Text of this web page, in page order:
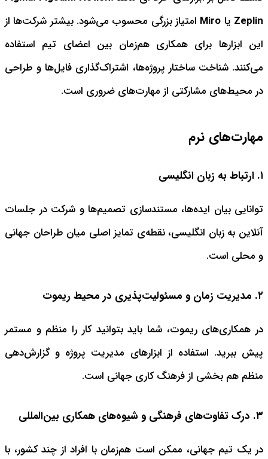
Zeplin یا Miro امتیاز بزرگی محسوب می‌شود. بیشتر شرکت‌ها از
این ابزارها برای همکاری هم‌زمان بین اعضای تیم استفاده
می‌کنند. شناخت ساختار پروژه‌ها، اشتراک‌گذاری فایل‌ها و طراحی
در محیط‌های مشارکتی از مهارت‌های ضروری است.
مهارت‌های نرم
۱. ارتباط به زبان انگلیسی
توانایی بیان ایده‌ها، مستندسازی تصمیم‌ها و شرکت در جلسات
آنلاین به زبان انگلیسی، نقطه‌ی تمایز اصلی میان طراحان جهانی
و محلی است.
۲. مدیریت زمان و مسئولیت‌پذیری در محیط ریموت
در همکاری‌های ریموت، شما باید بتوانید کار را منظم و مستمر
پیش ببرید. استفاده از ابزارهای مدیریت پروژه و گزارش‌دهی
منظم هم بخشی از فرهنگ کاری جهانی است.
۳. درک تفاوت‌های فرهنگی و شیوه‌های همکاری بین‌المللی
در یک تیم جهانی، ممکن است هم‌زمان با افراد از چند کشور، با